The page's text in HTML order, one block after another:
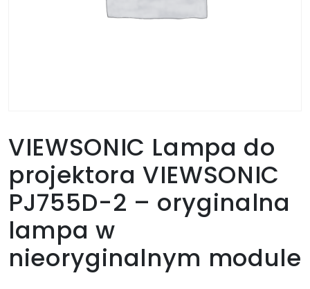
VIEWSONIC Lampa do
projektora VIEWSONIC
PJ755D-2 – oryginalna
lampa w
nieoryginalnym module